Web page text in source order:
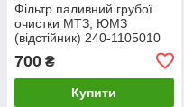
Фільтр паливний грубої
очистки МТЗ, ЮМЗ
(відстійник) 240-1105010
700 ₴
Купити